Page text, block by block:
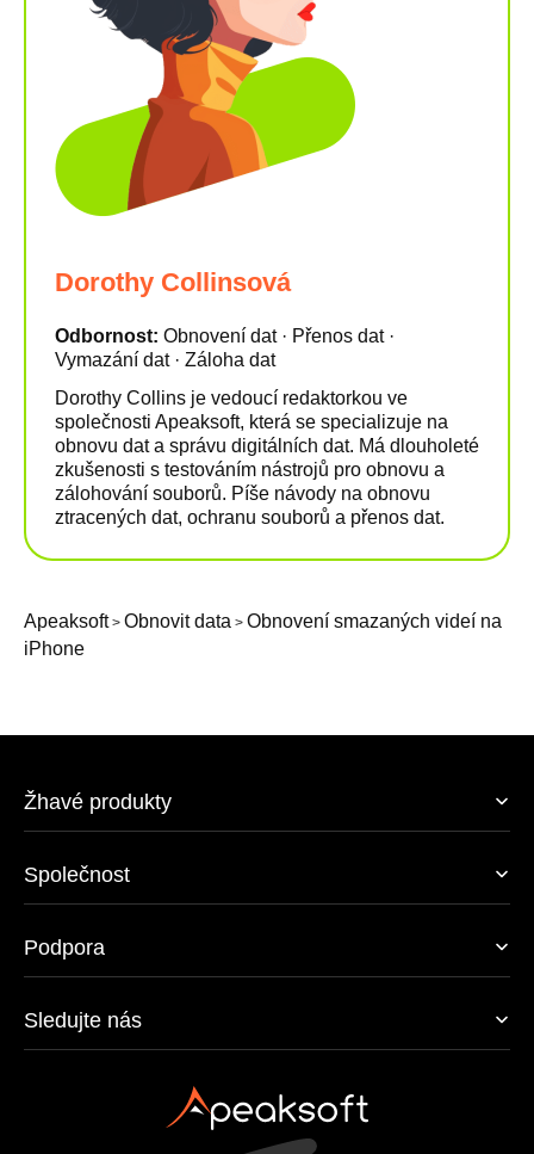
Dorothy Collinsová
Odbornost: Obnovení dat · Přenos dat ·
Vymazání dat · Záloha dat
Dorothy Collins je vedoucí redaktorkou ve
společnosti Apeaksoft, která se specializuje na
obnovu dat a správu digitálních dat. Má dlouholeté
zkušenosti s testováním nástrojů pro obnovu a
zálohování souborů. Píše návody na obnovu
ztracených dat, ochranu souborů a přenos dat.
Apeaksoft> Obnovit data > Obnovení smazaných videí na
iPhone
Žhavé produkty
Společnost
Podpora
Sledujte nás